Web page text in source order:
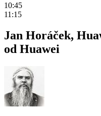
10:45
11:15
Jan Horáček,
od Huawei